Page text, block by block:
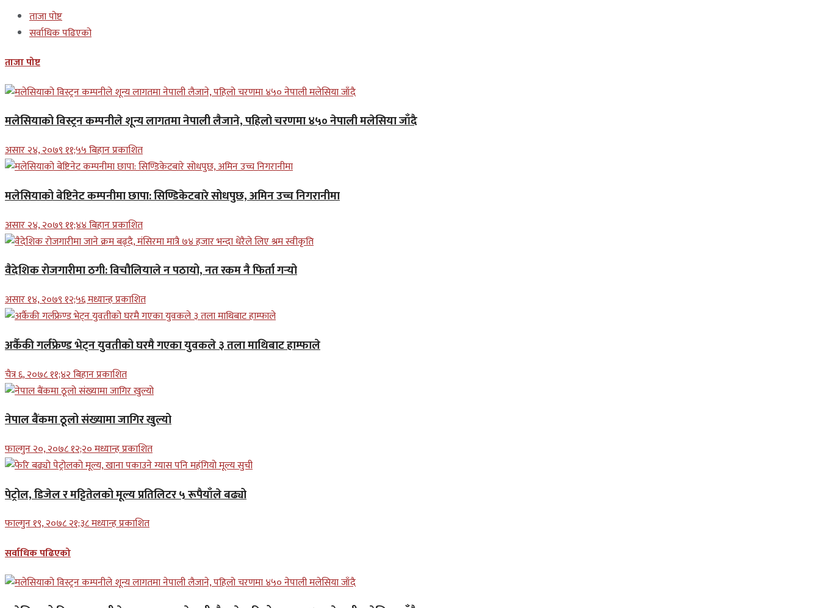
ताजा पोष्ट
सर्वाधिक पढिएको
ताजा पोष्ट
मलेसियाको विस्ट्रन कम्पनीले शून्य लागतमा नेपाली लैजाने, पहिलो चरणमा ४५० नेपाली मलेसिया जाँदै
असार २४, २०७९ ११;५५ बिहान प्रकाशित
मलेसियाको बेष्टिनेट कम्पनीमा छापा: सिण्डिकेटबारे सोधपुछ, अमिन उच्च निगरानीमा
असार २४, २०७९ ११;४४ बिहान प्रकाशित
वैदेशिक रोजगारीमा ठगी: विचौलियाले न पठायो, नत रकम नै फिर्ता गर्‍यो
असार १४, २०७९ १२;५६ मध्यान्ह प्रकाशित
अर्कैकी गर्लफ्रेण्ड भेट्न युवतीको घरमै गएका युवकले ३ तला माथिबाट हाम्फाले
चैत्र ६, २०७८ ११;४२ बिहान प्रकाशित
नेपाल बैंकमा ठूलो संख्यामा जागिर खुल्यो
फाल्गुन २०, २०७८ १२;२० मध्यान्ह प्रकाशित
पेट्रोल, डिजेल र मट्टितेलको मूल्य प्रतिलिटर ५ रूपैयाँले बढ्यो
फाल्गुन १९, २०७८ २१;३८ मध्यान्ह प्रकाशित
सर्वाधिक पढिएको